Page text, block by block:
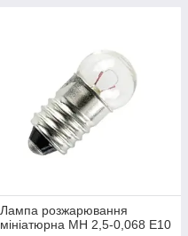
Лампа розжарювання
мініатюрна МН 2,5-0,068 Е10